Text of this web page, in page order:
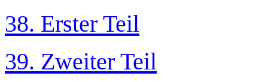
38. Erster Teil
39. Zweiter Teil